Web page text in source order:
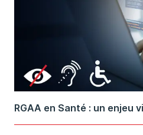
RGAA en Santé : un enjeu